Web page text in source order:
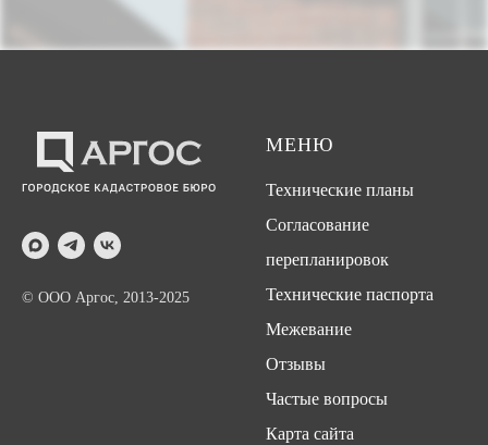
© ООО Аргос, 2013-2025
МЕНЮ
Технические планы
Согласование
перепланировок
Технические паспорта
Межевание
Отзывы
Частые вопросы
Карта сайта